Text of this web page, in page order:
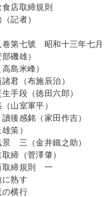
店取締規則
記者）
第七號 昭和十三年七月
磯雄）
島米峰）
君（布施辰治）
手段（徳田六郎）
山室軍平）
讀後感銘（家田作吉）
策）
景 三（金井鐵之助）
締（菅澤肇）
取締規則 一
に熟す
の横行